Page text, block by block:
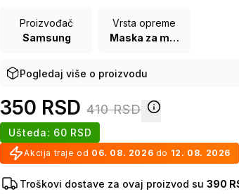
Proizvođač
Samsung
Vrsta opreme
Maska za mobilni telefon
Pogledaj više o proizvodu
350 RSD 410RSD
Ušteda: 60 RSD
Akcija traje od 06. 08. 2026 do 12. 08. 2026
Troškovi dostave za ovaj proizvod su 390